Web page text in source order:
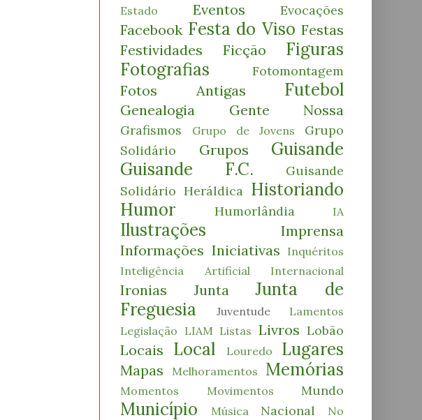
Estado Eventos Evocações
Facebook Festa do Viso Festas
Festividades
Ficção
Figuras
Fotografias
Fotomontagem
Fotos Antigas Futebol
Genealogia Gente Nossa
Grafismos Grupo de Jovens
Grupo
Solidário
Grupos
Guisande
Guisande F.C.
Guisande
Solidário Heráldica Historiando
Humor
Humorlândia IA
Ilustrações
Imprensa
Informações Iniciativas Inquéritos
Inteligência Artificial
Internacional
Ironias Junta
Junta de
Freguesia
Juventude
Lamentos
Legislação LIAM Listas Livros Lobão
Locais Local Louredo Lugares
Mapas Melhoramentos Memórias
Momentos Movimentos Mundo
Município Música Nacional No